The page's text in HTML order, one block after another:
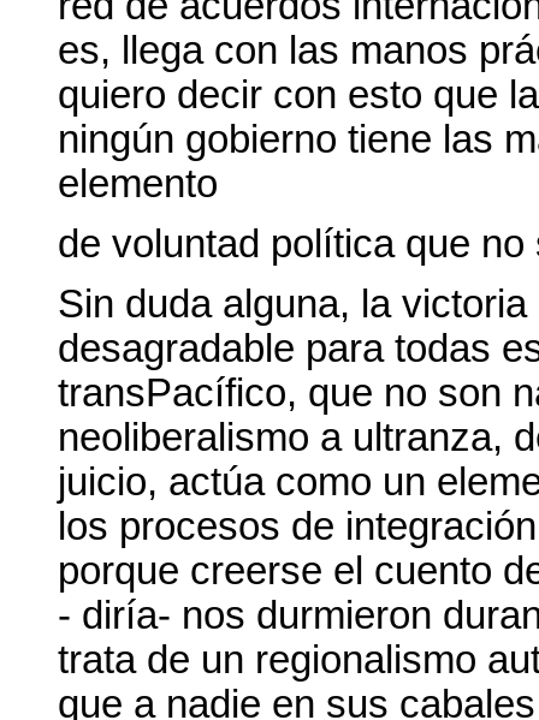
es, llega con las manos
quiero decir con esto que
ningún gobierno tiene las
elemento
de voluntad política que no
Sin duda alguna, la
desagradable para todas
transPacífico, que no son
neoliberalismo a ultranza,
juicio, actúa como un
los procesos de
porque creerse el cuento
- diría- nos durmieron
trata de un regionalismo
que a nadie en sus